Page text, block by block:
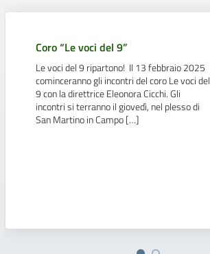
Coro “Le voci del 9”
Le voci del 9 ripartono! Il 13 febbraio 2025
cominceranno gli incontri del coro Le voci del
9 con la direttrice Eleonora Cicchi. Gli
incontri si terranno il giovedì, nel plesso di
San Martino in Campo […]